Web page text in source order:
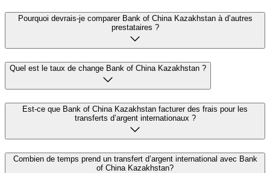
Pourquoi devrais-je comparer Bank of China Kazakhstan à d’autres
prestataires ?
Quel est le taux de change Bank of China Kazakhstan ?
Est-ce que Bank of China Kazakhstan facturer des frais pour les
transferts d’argent internationaux ?
Combien de temps prend un transfert d’argent international avec Bank
of China Kazakhstan?